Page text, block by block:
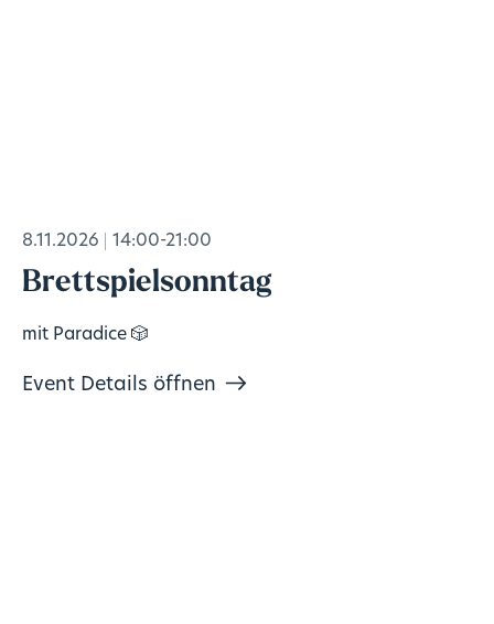
8.11.2026 14:00-21:00
Brettspielsonntag
mit Paradice 🎲
Event Details öffnen